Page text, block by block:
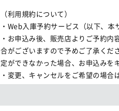
（利用規約について）
・Web入庫予約サービス（以下、本
・お申込み後、販売店よりご予約
合がございますので予めご了承くだ
定ができなかった場合、お申込みを
・変更、キャンセルをご希望の場合